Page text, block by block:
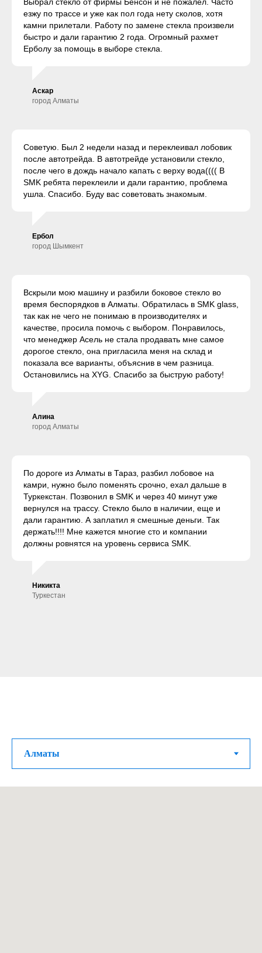
езжу по трассе и уже как пол года нету сколов, хотя
камни прилетали. Работу по замене стекла произвели
быстро и дали гарантию 2 года. Огромный рахмет
Ерболу за помощь в выборе стекла.
Аскар
город Алматы
Советую. Был 2 недели назад и переклеивал лобовик
после автотрейда. В автотрейде установили стекло,
после чего в дождь начало капать с верху вода(((( В
SMK ребята переклеили и дали гарантию, проблема
ушла. Спасибо. Буду вас советовать знакомым.
Ербол
город Шымкент
Вскрыли мою машину и разбили боковое стекло во
время беспорядков в Алматы. Обратилась в SMK glass,
так как не чего не понимаю в производителях и
качестве, просила помочь с выбором. Понравилось,
что менеджер Асель не стала продавать мне самое
дорогое стекло, она пригласила меня на склад и
показала все варианты, объяснив в чем разница.
Остановились на XYG. Спасибо за быструю работу!
Алина
город Алматы
По дороге из Алматы в Тараз, разбил лобовое на
камри, нужно было поменять срочно, ехал дальше в
Туркекстан. Позвонил в SMK и через 40 минут уже
вернулся на трассу. Стекло было в наличии, еще и
дали гарантию. А заплатил я смешные деньги. Так
держать!!!! Мне кажется многие сто и компании
должны ровнятся на уровень сервиса SMK.
Никикта
Туркестан